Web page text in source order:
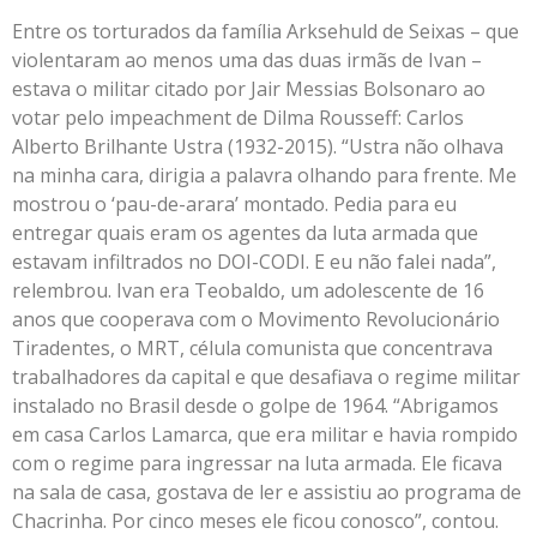
Entre os torturados da família Arksehuld de Seixas – que
violentaram ao menos uma das duas irmãs de Ivan –
estava o militar citado por Jair Messias Bolsonaro ao
votar pelo impeachment de Dilma Rousseff: Carlos
Alberto Brilhante Ustra (1932-2015). “Ustra não olhava
na minha cara, dirigia a palavra olhando para frente. Me
mostrou o ‘pau-de-arara’ montado. Pedia para eu
entregar quais eram os agentes da luta armada que
estavam infiltrados no DOI-CODI. E eu não falei nada”,
relembrou. Ivan era Teobaldo, um adolescente de 16
anos que cooperava com o Movimento Revolucionário
Tiradentes, o MRT, célula comunista que concentrava
trabalhadores da capital e que desafiava o regime militar
instalado no Brasil desde o golpe de 1964. “Abrigamos
em casa Carlos Lamarca, que era militar e havia rompido
com o regime para ingressar na luta armada. Ele ficava
na sala de casa, gostava de ler e assistiu ao programa de
Chacrinha. Por cinco meses ele ficou conosco”, contou.